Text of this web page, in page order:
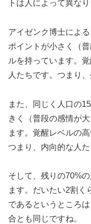
トは人によって異なり
アイゼンク博士によ
ポイントが小さく（
ルを持っています。
人たちです。つまり
また、同じく人口の
きく（普段の感情が
ます。覚醒レベルの
つまり、内向的な人た
そして、残りの70%
ます。だいたい2割く
であるというところ
合とも同じですね。